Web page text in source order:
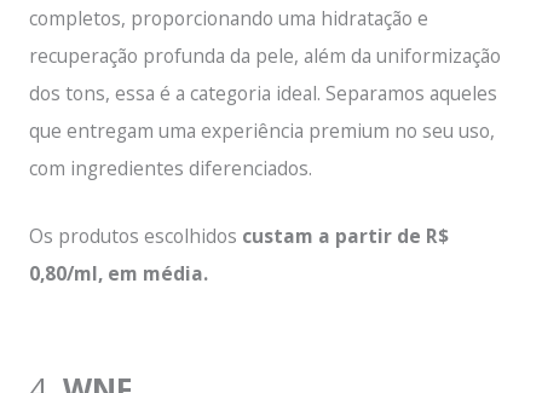
completos, proporcionando uma hidratação e
recuperação profunda da pele, além da uniformização
dos tons, essa é a categoria ideal. Separamos aqueles
que entregam uma experiência premium no seu uso,
com ingredientes diferenciados.
Os produtos escolhidos custam a partir de R$
0,80/ml, em média.